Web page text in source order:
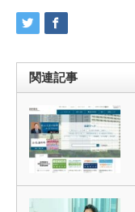
関連記事